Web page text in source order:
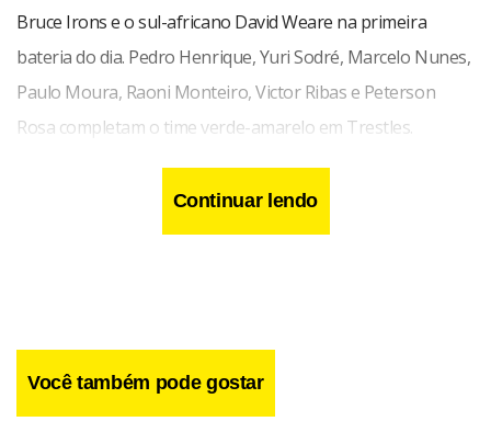
Bruce Irons e o sul-africano David Weare na primeira
bateria do dia. Pedro Henrique, Yuri Sodré, Marcelo Nunes,
Paulo Moura, Raoni Monteiro, Victor Ribas e Peterson
Rosa completam o time verde-amarelo em Trestles.
Continuar lendo
Você também pode gostar